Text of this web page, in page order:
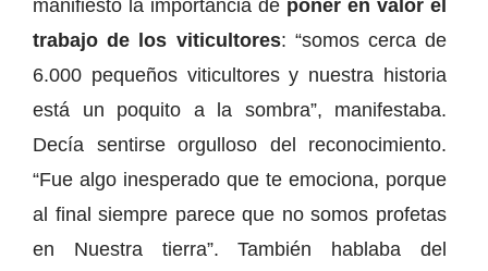
manifiesto la importancia de poner en valor el
trabajo de los viticultores: “somos cerca de
6.000 pequeños viticultores y nuestra historia
está un poquito a la sombra”, manifestaba.
Decía sentirse orgulloso del reconocimiento.
“Fue algo inesperado que te emociona, porque
al final siempre parece que no somos profetas
en Nuestra tierra”. También hablaba del